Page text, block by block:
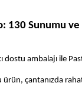
130 Sunumu
dostu ambalajı ile
ürün, çantanızda